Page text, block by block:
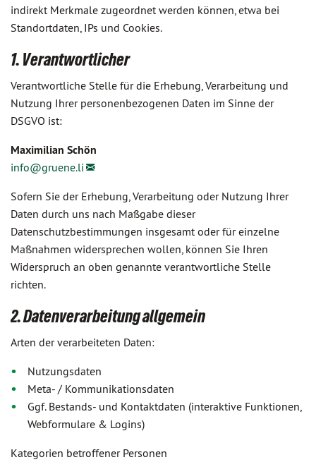
indirekt Merkmale zugeordnet werden können, etwa bei
Standortdaten, IPs und Cookies.
1. Verantwortlicher
Verantwortliche Stelle für die Erhebung, Verarbeitung und
Nutzung Ihrer personenbezogenen Daten im Sinne der
DSGVO ist:
Maximilian Schön
info@gruene.li
Sofern Sie der Erhebung, Verarbeitung oder Nutzung Ihrer
Daten durch uns nach Maßgabe dieser
Datenschutzbestimmungen insgesamt oder für einzelne
Maßnahmen widersprechen wollen, können Sie Ihren
Widerspruch an oben genannte verantwortliche Stelle
richten.
2. Datenverarbeitung allgemein
Arten der verarbeiteten Daten:
Nutzungsdaten
Meta- / Kommunikationsdaten
Ggf. Bestands- und Kontaktdaten (interaktive Funktionen,
Webformulare & Logins)
Kategorien betroffener Personen